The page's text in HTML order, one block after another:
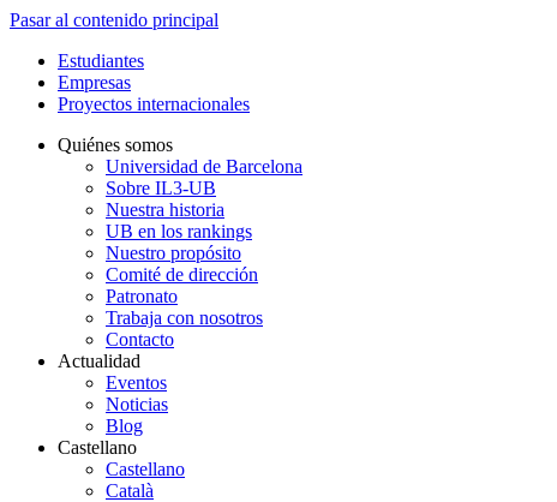
Pasar al contenido principal
Estudiantes
Empresas
Proyectos internacionales
Quiénes somos
Universidad de Barcelona
Sobre IL3-UB
Nuestra historia
UB en los rankings
Nuestro propósito
Comité de dirección
Patronato
Trabaja con nosotros
Contacto
Actualidad
Eventos
Noticias
Blog
Castellano
Castellano
Català